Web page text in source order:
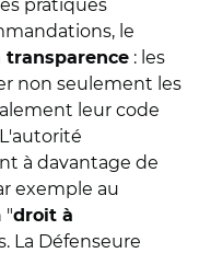
pratiques
le
transparence : les
non seulement les
leur code
à davantage de
exemple au
"droit à
La Défenseure